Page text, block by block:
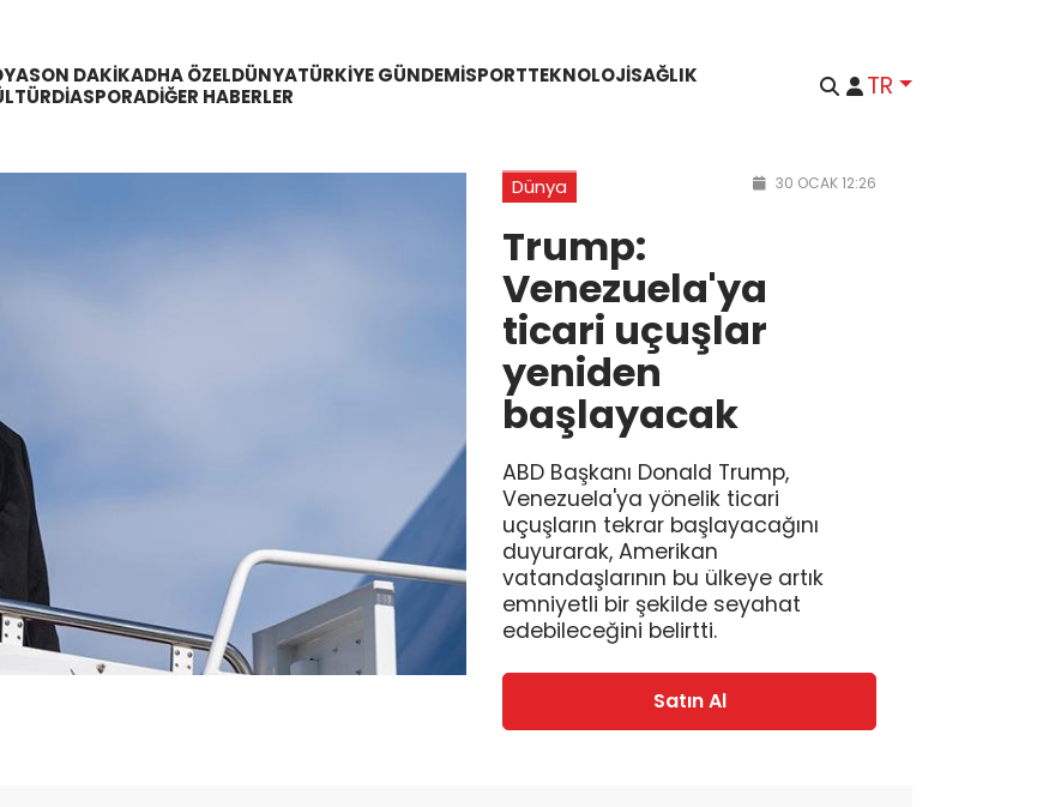
SON DAKIKADHA ÖZELDÜNYATÜRKIYE GÜNDEMISPORTTEKNOLOJISAĞLIK
DIASPORADIĞER HABERLER TR
Dünya 30 OCAK 12:26
Trump:
Venezuela'ya
ticari uçuşlar
yeniden
başlayacak
ABD Başkanı Donald Trump,
Venezuela'ya yönelik ticari
uçuşların tekrar başlayacağını
duyurarak, Amerikan
vatandaşlarının bu ülkeye artık
emniyetli bir şekilde seyahat
edebileceğini belirtti.
Satın Al